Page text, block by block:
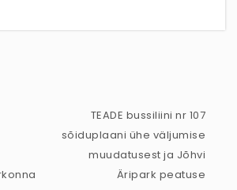
TEADE bussiliini nr 107
sõiduplaani ühe väljumise
muudatusest ja Jõhvi
Äripark peatuse